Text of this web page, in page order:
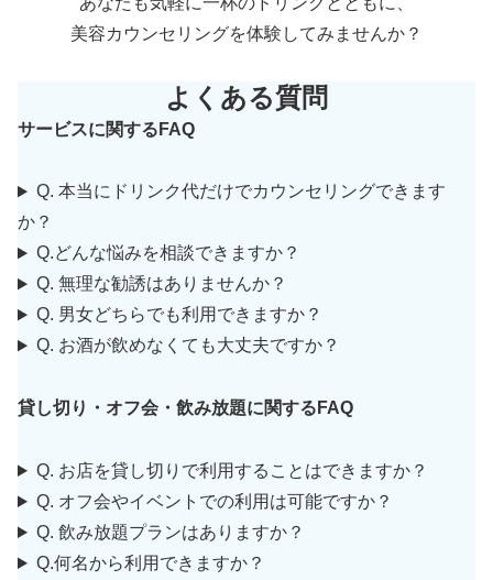
美容カウンセリングを体験してみませんか？
よくある質問
サービスに関するFAQ
Q. 本当にドリンク代だけでカウンセリングできます
か？
Q.どんな悩みを相談できますか？
Q. 無理な勧誘はありませんか？
Q. 男女どちらでも利用できますか？
Q. お酒が飲めなくても大丈夫ですか？
貸し切り・オフ会・飲み放題に関するFAQ
Q. お店を貸し切りで利用することはできますか？
Q. オフ会やイベントでの利用は可能ですか？
Q. 飲み放題プランはありますか？
Q.何名から利用できますか？